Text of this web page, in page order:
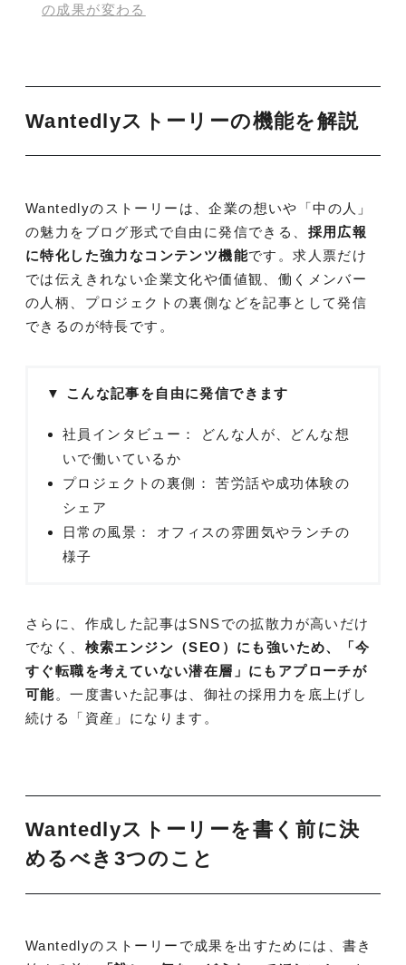
の成果が変わる
Wantedlyストーリーの機能を解説
Wantedlyのストーリーは、企業の想いや「中の人」
の魅力をブログ形式で自由に発信できる、 採用広報
に特化した強力なコンテンツ機能です。求人票だけ
では伝えきれない企業文化や価値観、働くメンバー
の人柄、プロジェクトの裏側などを記事として発信
できるのが特長です。
▼ こんな記事を自由に発信できます
社員インタビュー： どんな人が、どんな想
いで働いているか
プロジェクトの裏側： 苦労話や成功体験の
シェア
日常の風景： オフィスの雰囲気やランチの
様子
さらに、作成した記事はSNSでの拡散力が高いだけ
でなく、 検索エンジン（SEO）にも強いため、「今
すぐ転職を考えていない潜在層」にもアプローチが
可能。一度書いた記事は、御社の採用力を底上げし
続ける「資産」になります。
Wantedlyストーリーを書く前に決
めるべき3つのこと
Wantedlyのストーリーで成果を出すためには、書き